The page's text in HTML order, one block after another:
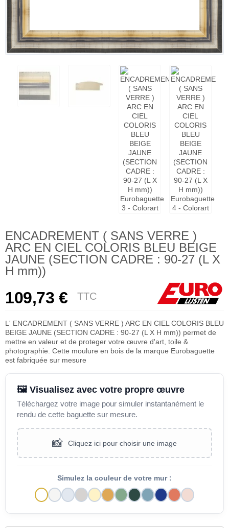
ENCADREMENT ( SANS VERRE )
ARC EN CIEL COLORIS BLEU BEIGE
JAUNE (SECTION CADRE : 90-27 (L X
H mm))
109,73 € TTC
L' ENCADREMENT ( SANS VERRE ) ARC EN CIEL COLORIS BLEU
BEIGE JAUNE (SECTION CADRE : 90-27 (L X H mm)) permet de
mettre en valeur et de proteger votre œuvre d'art, toile &
photographie. Cette moulure en bois de la marque Eurobaguette
est fabriquée sur mesure
🖼️ Visualisez avec votre propre œuvre
Téléchargez votre image pour simuler instantanément le
rendu de cette baguette sur mesure.
📸 Cliquez ici pour choisir une image
Simulez la couleur de votre mur :